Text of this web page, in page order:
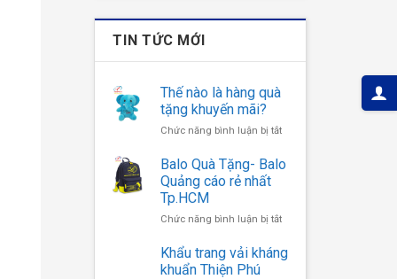
TIN TỨC MỚI
Thế nào là hàng quà
tặng khuyến mãi?
Chức năng bình luận bị tắtở
nào
tặng
mãi?
Balo Quà Tặng- Balo
Quảng cáo rẻ nhất
Tp.HCM
Chức năng bình luận bị tắtở
Quà
Tặng-
Khẩu trang vải kháng
khuẩn Thiện Phú